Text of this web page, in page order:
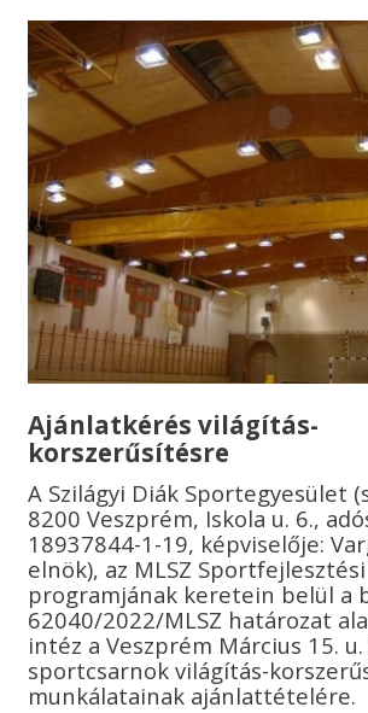
Ajánlatkérés világítás-
korszerűsítésre
A Szilágyi Diák Sportegyesület
8200 Veszprém, Iskola u. 6.,
18937844-1-19, képviselője:
elnök), az MLSZ Sportfejlesztési
programjának keretein belül a
62040/2022/MLSZ határozat
intéz a Veszprém Március 15.
sportcsarnok világítás-
munkálatainak ajánlattételére.